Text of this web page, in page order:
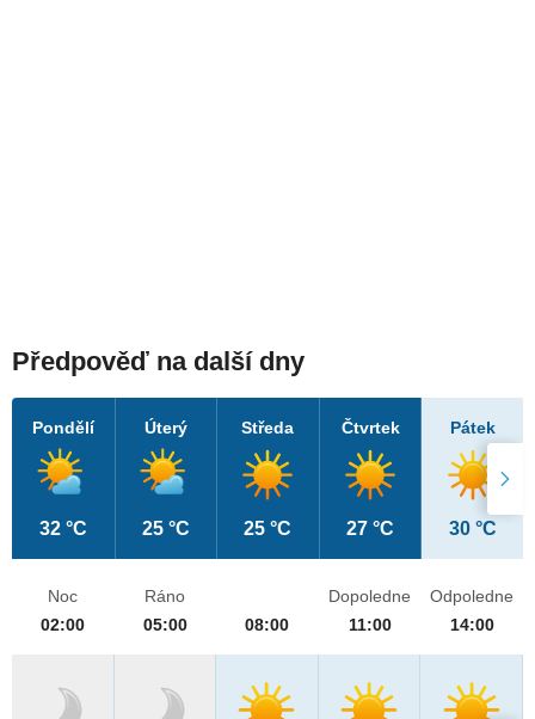
Předpověď na další dny
Pondělí
32 °C
Úterý
25 °C
Středa
25 °C
Čtvrtek
27 °C
Pátek
30 °C
Noc
02:00
Ráno
05:00
08:00
Dopoledne
11:00
Odpoledne
14:00